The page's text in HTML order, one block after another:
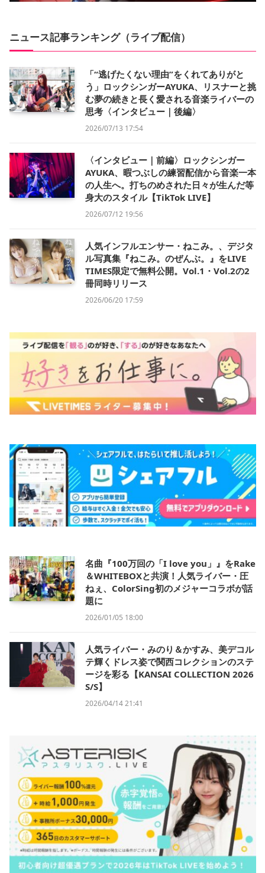
ニュース記事ランキング（ライブ配信）
「“逃げたくない理由”をくれてありがと
う」ロックシンガーAYUKA、リスナーと挑
む夢の続きと長く愛される音楽ライバーの
思考〈インタビュー｜後編〉
2026/07/13 17:54
〈インタビュー｜前編〉ロックシンガー
AYUKA、暇つぶしの練習配信から音楽一本
の人生へ。打ちのめされた日々が生んだ等
身大のスタイル【TikTok LIVE】
2026/07/12 19:56
人気インフルエンサー・ねこみ。、デジタ
ル写真集『ねこみ。のぜんぶ。』をLIVE
TIMES限定で無料公開。Vol.1・Vol.2の2
冊同時リリース
2026/06/20 17:59
名曲『100万回の「I love you」』をRake
＆WHITEBOXと共演！人気ライバー・圧
ねぇ、ColorSing初のメジャーコラボが話
題に
2026/01/05 18:00
人気ライバー・みのり＆かすみ、美デコル
テ輝くドレス姿で関西コレクションのステ
ージを彩る【KANSAI COLLECTION 2026
S/S】
2026/04/14 21:41